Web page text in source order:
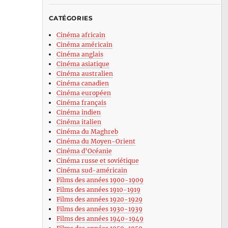
CATÉGORIES
Cinéma africain
Cinéma américain
Cinéma anglais
Cinéma asiatique
Cinéma australien
Cinéma canadien
Cinéma européen
Cinéma français
Cinéma indien
Cinéma italien
Cinéma du Maghreb
Cinéma du Moyen-Orient
Cinéma d’Océanie
Cinéma russe et soviétique
Cinéma sud-américain
Films des années 1900-1909
Films des années 1910-1919
Films des années 1920-1929
Films des années 1930-1939
Films des années 1940-1949